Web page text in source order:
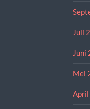
Juli
Juni
Mei